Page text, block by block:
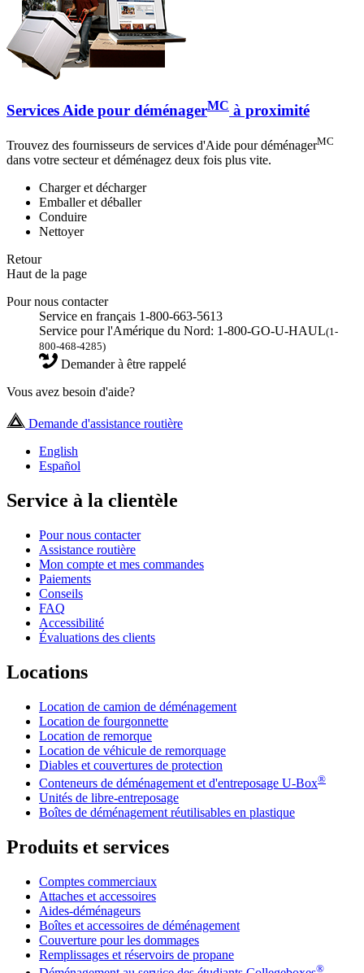
Services Aide pour déménagerMC à proximité
Trouvez des fournisseurs de services d'Aide pour déménagerMC
dans votre secteur et déménagez deux fois plus vite.
Charger et décharger
Emballer et déballer
Conduire
Nettoyer
Retour
Haut de la page
Pour nous contacter
Service en français 1-800-663-5613
Service pour l'Amérique du Nord: 1-800-GO-U-HAUL(1-
800-468-4285)
Demander à être rappelé
Vous avez besoin d'aide?
Demande d'assistance routière
English
Español
Service à la clientèle
Pour nous contacter
Assistance routière
Mon compte et mes commandes
Paiements
Conseils
FAQ
Accessibilité
Évaluations des clients
Locations
Location de camion de déménagement
Location de fourgonnette
Location de remorque
Location de véhicule de remorquage
Diables et couvertures de protection
Conteneurs de déménagement et d'entreposage U-Box®
Unités de libre-entreposage
Boîtes de déménagement réutilisables en plastique
Produits et services
Comptes commerciaux
Attaches et accessoires
Aides-déménageurs
Boîtes et accessoires de déménagement
Couverture pour les dommages
Remplissages et réservoirs de propane
®